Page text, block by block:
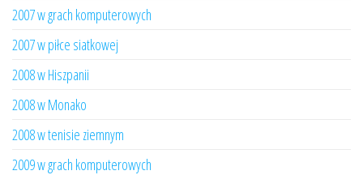
2007 w grach komputerowych
2007 w piłce siatkowej
2008 w Hiszpanii
2008 w Monako
2008 w tenisie ziemnym
2009 w grach komputerowych